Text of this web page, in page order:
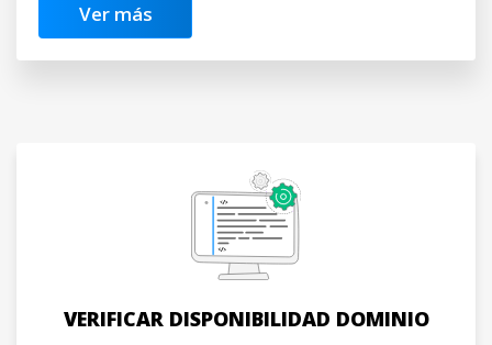
Ver más
VERIFICAR DISPONIBILIDAD DOMINIO